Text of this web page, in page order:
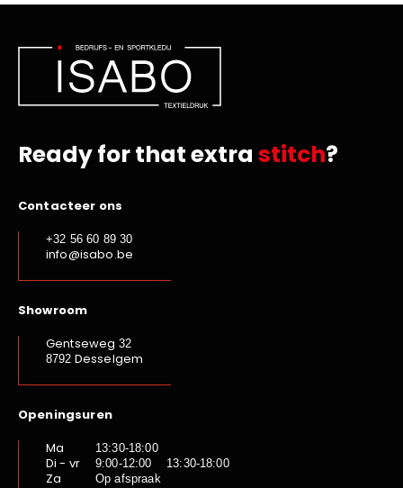
Ready for that extra stitch?
Contacteer ons
+32 56 60 89 30
info@isabo.be
Showroom
Gentseweg 32
8792 Desselgem
Openingsuren
Ma
13:30-18:00
Di - vr 9:00-12:00 13:30-18:00
Za Op afspraak